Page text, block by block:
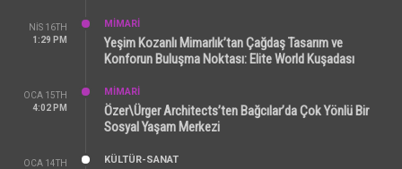
NIS 16TH
1:29 PM
MİMARİ
Yeşim Kozanlı Mimarlık’tan Çağdaş Tasarım ve
Konforun Buluşma Noktası: Elite World Kuşadası
OCA 15TH
4:02 PM
MİMARİ
Özer\Ürger Architects’ten Bağcılar’da Çok Yönlü Bir
Sosyal Yaşam Merkezi
OCA 14TH
KÜLTÜR-SANAT